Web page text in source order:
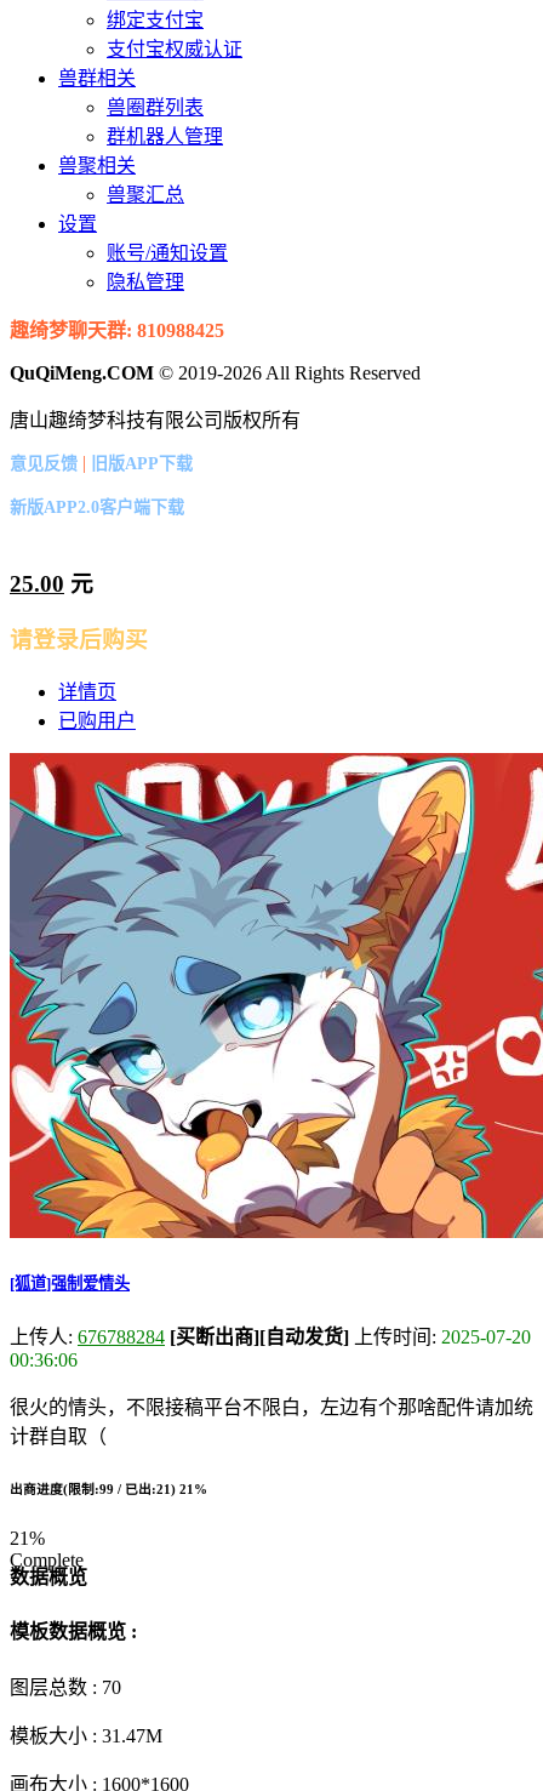
绑定支付宝
支付宝权威认证
兽群相关
兽圈群列表
群机器人管理
兽聚相关
兽聚汇总
设置
账号/通知设置
隐私管理
趣绮梦聊天群: 810988425
QuQiMeng.COM © 2019-2026 All Rights Reserved
唐山趣绮梦科技有限公司版权所有
意见反馈 | 旧版APP下载
新版APP2.0客户端下载
25.00 元
请登录后购买
详情页
已购用户
[狐道]强制爱情头
上传人: 676788284 [买断出商][自动发货] 上传时间: 2025-07-20
00:36:06
很火的情头，不限接稿平台不限白，左边有个那啥配件请加统
计群自取（
出商进度(限制:99 / 已出:21) 21%
21%
Complete
数据概览
模板数据概览 :
图层总数 : 70
模板大小 : 31.47M
画布大小 : 1600*1600